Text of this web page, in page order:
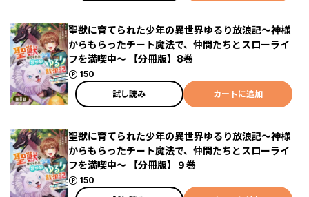
聖獣に育てられた少年の異世界ゆるり放浪記～神様
からもらったチート魔法で、仲間たちとスローライ
フを満喫中～ 【分冊版】8巻
150
ポイント
試し読み
カートに追加
聖獣に育てられた少年の異世界ゆるり放浪記～神様
からもらったチート魔法で、仲間たちとスローライ
フを満喫中～ 【分冊版】９巻
150
ポイント